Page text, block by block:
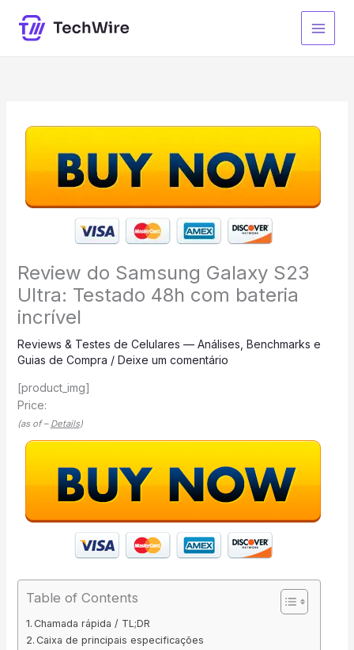
para
Review do Samsung Galaxy S23
Ultra: Testado 48h com bateria
incrível
Reviews & Testes de Celulares — Análises, Benchmarks e
Guias de Compra / Deixe um comentário
[product_img]
Price:
(as of – Details)
Table of Contents
Chamada rápida / TL;DR
Caixa de principais especificações